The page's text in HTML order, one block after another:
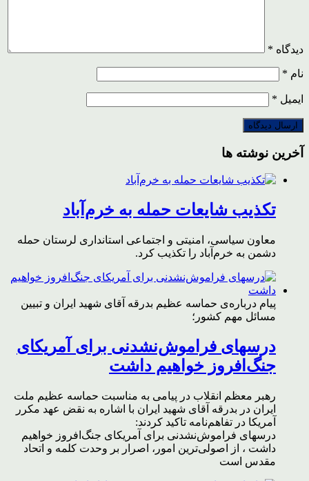
دیدگاه *
نام *
ایمیل *
آخرین نوشته ها
تکذیب شایعات حمله به خرم‌آباد
معاون سیاسی، امنیتی و اجتماعی استانداری لرستان حمله
دشمن به خرم‌آباد را تکذیب کرد.
پیام درباره‌ی حماسه عظیم بدرقه آقای شهید ایران و تبیین
مسائل مهم کشور؛
درسهای فراموش‌نشدنی برای آمریکای
جنگ‌افروز خواهیم داشت
رهبر معظم انقلاب در پیامی به مناسبت حماسه عظیم ملت
ایران در بدرقه آقای شهید ایران با اشاره به نقض عهد مکرر
آمریکا در تفاهم‌نامه تاکید کردند:
درسهای فراموش‌نشدنی برای آمریکای جنگ‌افروز خواهیم
داشت ، از اصولی‌ترین امور، اصرار بر وحدت کلمه و اتحاد
مقدس است